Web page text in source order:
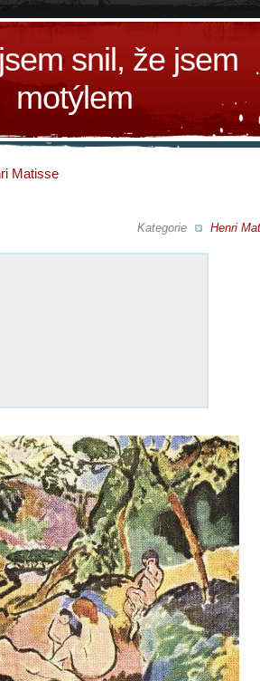
snil, že jsem
motýlem
Matisse
Kategorie Henri